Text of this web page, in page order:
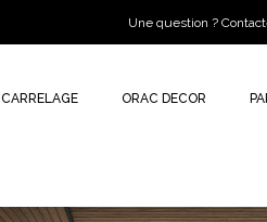
Une question ?
CARRELAGE ORAC DECOR